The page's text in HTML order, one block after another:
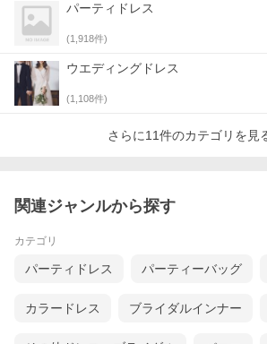
パーティドレス
(1,918件)
ウエディングドレス
(1,108件)
さらに11件のカテゴリを見
関連ジャンルから探す
カテゴリ
パーティドレス パーティーバッグ
カラードレス ブライダルインナー